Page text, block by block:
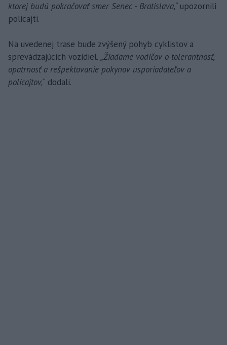
ktorej budú pokračovať smer Senec - Bratislava,“ upozornili
policajti.
Na uvedenej trase bude zvýšený pohyb cyklistov a
sprevádzajúcich vozidiel. „Žiadame vodičov o tolerantnosť,
opatrnosť a rešpektovanie pokynov usporiadateľov a
policajtov,“ dodali.